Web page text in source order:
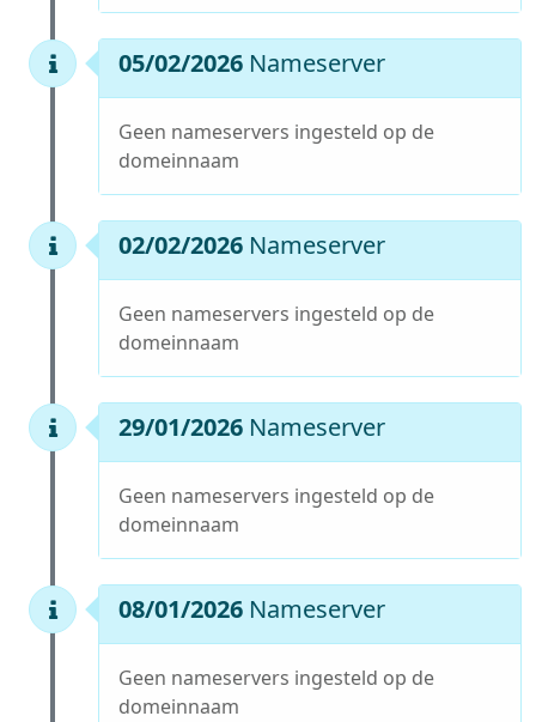
05/02/2026 Nameserver
Geen nameservers ingesteld op de
domeinnaam
02/02/2026 Nameserver
Geen nameservers ingesteld op de
domeinnaam
29/01/2026 Nameserver
Geen nameservers ingesteld op de
domeinnaam
08/01/2026 Nameserver
Geen nameservers ingesteld op de
domeinnaam